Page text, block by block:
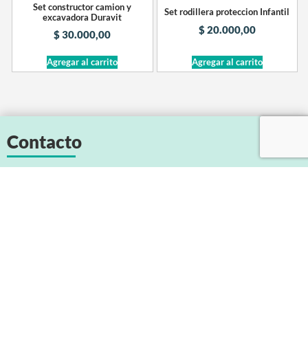
Set constructor camion y
excavadora Duravit
$30.000,00
Agregar al carrito
Set rodillera proteccion Infantil
$20.000,00
Agregar al carrito
Contacto